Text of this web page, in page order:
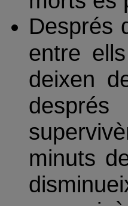
Després
entre
deixen
minuts